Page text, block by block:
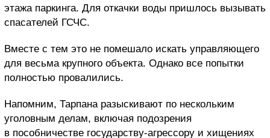
этажа паркинга. Для откачки воды пришлось вызывать
спасателей ГСЧС.
Вместе с тем это не помешало искать управляющего
для весьма крупного объекта. Однако все попытки
полностью провалились.
Напомним, Тарпана разыскивают по нескольким
уголовным делам, включая подозрения
в пособничестве государству-агрессору и хищениях